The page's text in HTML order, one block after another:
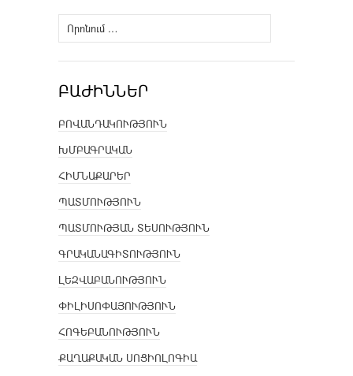
Որոնել՝
ԲԱԺԻՆՆԵՐ
ԲՈՎԱՆԴԱԿՈՒԹՅՈՒՆ
ԽՄԲԱԳՐԱԿԱՆ
ՀԻՄՆԱՔԱՐԵՐ
ՊԱՏՄՈՒԹՅՈՒՆ
ՊԱՏՄՈՒԹՅԱՆ ՏԵՍՈՒԹՅՈՒՆ
ԳՐԱԿԱՆԱԳԻՏՈՒԹՅՈՒՆ
ԼԵԶՎԱԲԱՆՈՒԹՅՈՒՆ
ՓԻԼԻՍՈՓԱՅՈՒԹՅՈՒՆ
ՀՈԳԵԲԱՆՈՒԹՅՈՒՆ
ՔԱՂԱՔԱԿԱՆ ՍՈՑԻՈԼՈԳԻԱ